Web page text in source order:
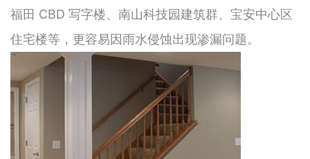
福田 CBD 写字楼、南山科技园建筑群、宝安中心区
住宅楼等，更容易因雨水侵蚀出现渗漏问题。